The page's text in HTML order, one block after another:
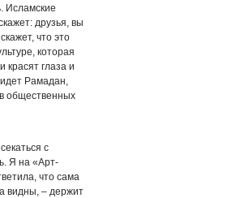
Исламские
друзья, вы
что это
которая
глаза и
Рамадан,
общественных
с
Я на «Арт-
что сама
видны, – держит